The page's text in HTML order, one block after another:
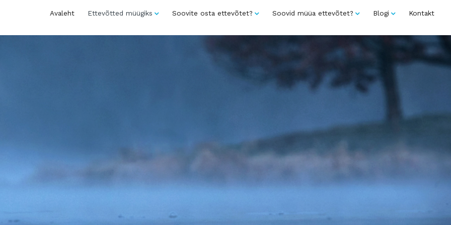
Avaleht Ettevõtted müügiks Soovite osta ettevõtet? Soovid müüa ettevõtet? Blogi Kontakt